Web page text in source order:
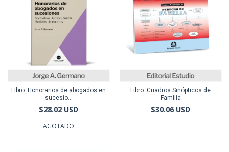
Libro: Honorarios de abogados en
sucesio...
$28.02 USD
AGOTADO
Libro: Cuadros Sinópticos de
Familia
$30.06 USD